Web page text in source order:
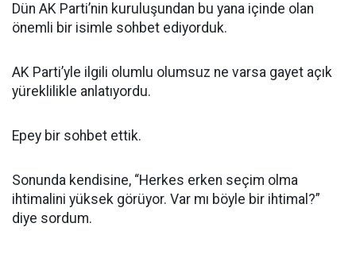
Dün AK Parti’nin kuruluşundan bu yana içinde olan
önemli bir isimle sohbet ediyorduk.
AK Parti’yle ilgili olumlu olumsuz ne varsa gayet açık
yüreklilikle anlatıyordu.
Epey bir sohbet ettik.
Sonunda kendisine, “Herkes erken seçim olma
ihtimalini yüksek görüyor. Var mı böyle bir ihtimal?”
diye sordum.